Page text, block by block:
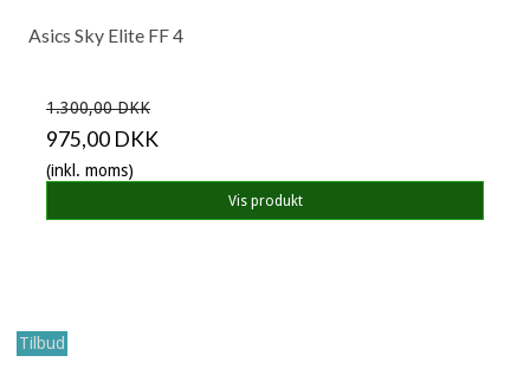
Asics Sky Elite FF 4
1.300,00 DKK
975,00 DKK
(inkl. moms)
Vis produkt
Tilbud